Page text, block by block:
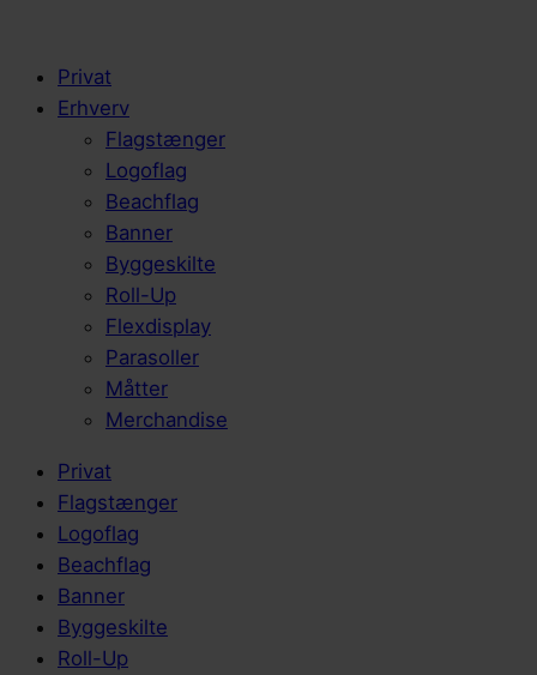
Privat
Erhverv
Flagstænger
Logoflag
Beachflag
Banner
Byggeskilte
Roll-Up
Flexdisplay
Parasoller
Måtter
Merchandise
Privat
Flagstænger
Logoflag
Beachflag
Banner
Byggeskilte
Roll-Up